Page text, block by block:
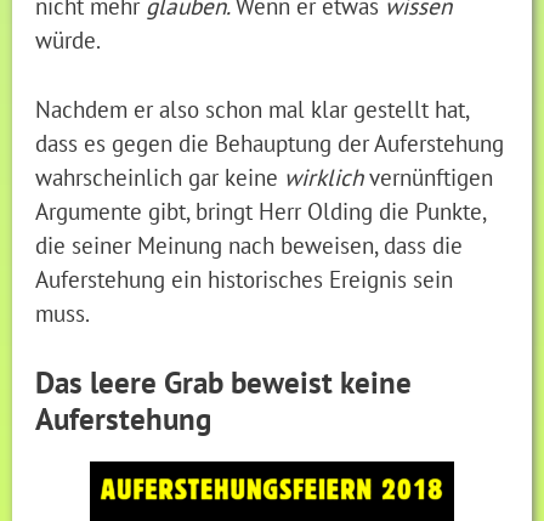
würde.
Nachdem er also schon mal klar gestellt hat,
dass es gegen die Behauptung der Auferstehung
wahrscheinlich gar keine wirklichvernünftigen
Argumente gibt, bringt Herr Olding die Punkte,
die seiner Meinung nach beweisen, dass die
Auferstehung ein historisches Ereignis sein
muss.
Das leere Grab beweist keine
Auferstehung